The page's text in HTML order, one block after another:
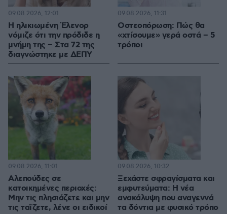
Η ηλικιωμένη Έλενορ
νόμιζε ότι την πρόδιδε η
μνήμη της – Στα 72 της
διαγνώστηκε με ΔΕΠΥ
09.08.2026, 12:01
Οστεοπόρωση: Πώς θα
«χτίσουμε» γερά οστά – 5
τρόποι
09.08.2026, 11:31
Αλεπούδες σε
κατοικημένες περιοχές:
Μην τις πλησιάζετε και μην
τις ταΐζετε, λένε οι ειδικοί
09.08.2026, 11:01
Ξεχάστε σφραγίσματα και
εμφυτεύματα: Η νέα
ανακάλυψη που αναγεννά
τα δόντια με φυσικό τρόπο
09.08.2026, 10:32